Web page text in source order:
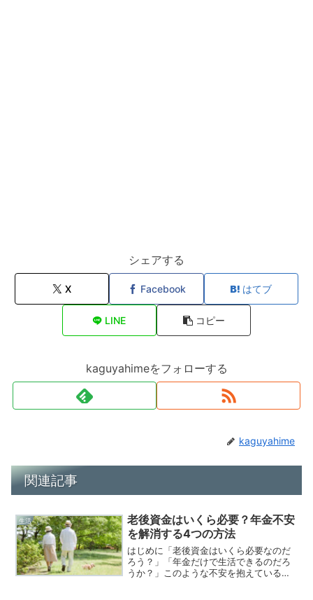
シェアする
X Facebook はてブ
LINE コピー
kaguyahimeをフォローする
kaguyahime
関連記事
生活
老後資金はいくら必要？年金不安
を解消する4つの方法
はじめに「老後資金はいくら必要なのだ
ろう？」「年金だけで生活できるのだろ
うか？」このような不安を抱えている人